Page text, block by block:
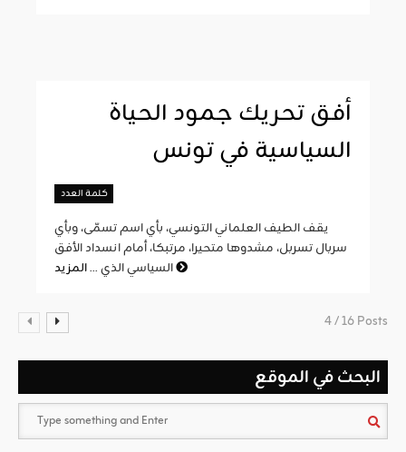
أفق تحريك جمود الحياة
السياسية في تونس
كلمة العدد
يقف الطيف العلماني التونسي، بأي اسم تسمّى، وبأي
سربال تسربل، مشدوها متحيرا، مرتبكا، أمام انسداد الأفق
السياسي الذي ...
4 / 16 Posts
البحث في الموقع